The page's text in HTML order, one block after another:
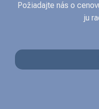
Požiadajte nás o
ju